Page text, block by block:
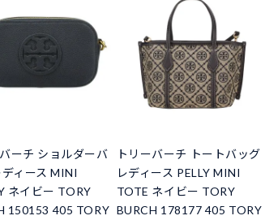
ーチ ショルダーバ
ィース MINI
ネイビー TORY
150153 405 TORY
トリーバーチ トートバッグ
レディース PELLY MINI
TOTE ネイビー TORY
BURCH 178177 405 TORY